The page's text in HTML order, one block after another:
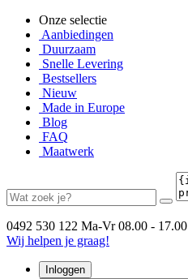
Onze selectie
Aanbiedingen
Duurzaam
Snelle Levering
Bestsellers
Nieuw
Made in Europe
Blog
FAQ
Maatwerk
0492 530 122 Ma-Vr 08.00 - 17.00
Wij helpen je graag!
Inloggen